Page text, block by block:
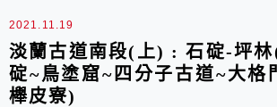
2021.11.19
淡蘭古道南段(上) : 石碇-坪林
碇~鳥塗窟~四分子古道~大格
櫸皮寮)